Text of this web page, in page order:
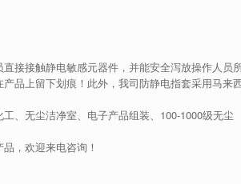
接接触静电敏感元器件，并能安全泻放操作人员
品上留下划痕！此外，我司防静电指套采用马来
、无尘洁净室、电子产品组装、100-1000级无尘
，欢迎来电咨询！